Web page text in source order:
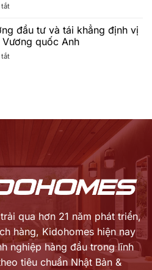
CHƯƠNG
“HÈ
ĐẲNG
–
CẤP
CHẠM
CHUẨN
SPA”
khép
trúng
tắtở
nên
làm
nhà
vệ
không?
đầu tư và tái khẳng định vị
quốc Anh
tắtở
và
thế
tại
thị
Vương
quốc
Anh
qua hơn 21 năm phát triển,
hàng, Kidohomes hiện nay
nghiệp hàng đầu trong lĩnh
tiêu chuẩn Nhật Bản &